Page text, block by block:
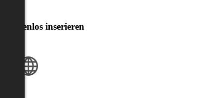
Kostenlos inserieren